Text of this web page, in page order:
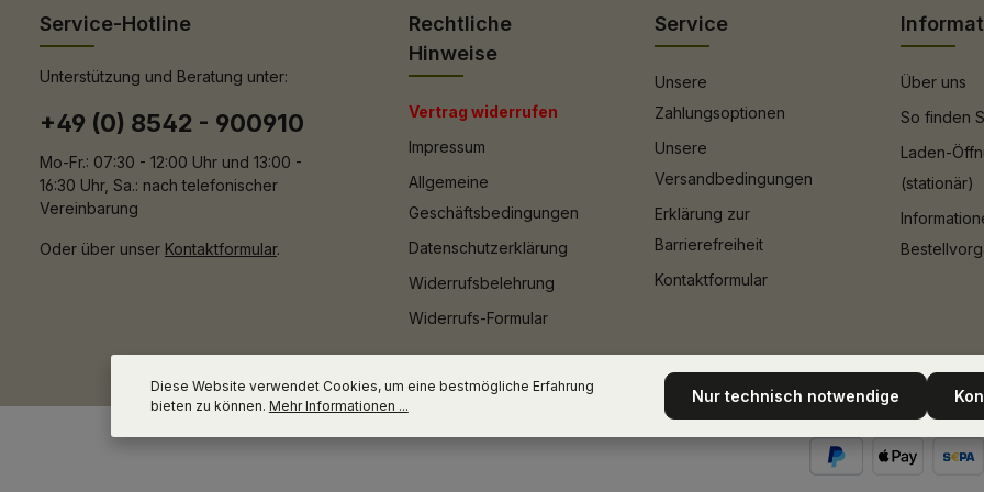
Service-Hotline
Unterstützung und Beratung unter:
+49 (0) 8542 - 900910
Mo-Fr.: 07:30 - 12:00 Uhr und 13:00 -
16:30 Uhr, Sa.: nach telefonischer
Vereinbarung
Oder über unser Kontaktformular.
Rechtliche
Hinweise
Vertrag widerrufen
Impressum
Allgemeine
Geschäftsbedingungen
Datenschutzerklärung
Widerrufsbelehrung
Widerrufs-Formular
Service
Unsere
Zahlungsoptionen
Unsere
Versandbedingungen
Erklärung zur
Barrierefreiheit
Kontaktformular
Über uns
So finden
Laden-
(stationär)
Diese Website verwendet Cookies, um eine bestmögliche Erfahrung
bieten zu können. Mehr Informationen ... Nur technisch notwendige